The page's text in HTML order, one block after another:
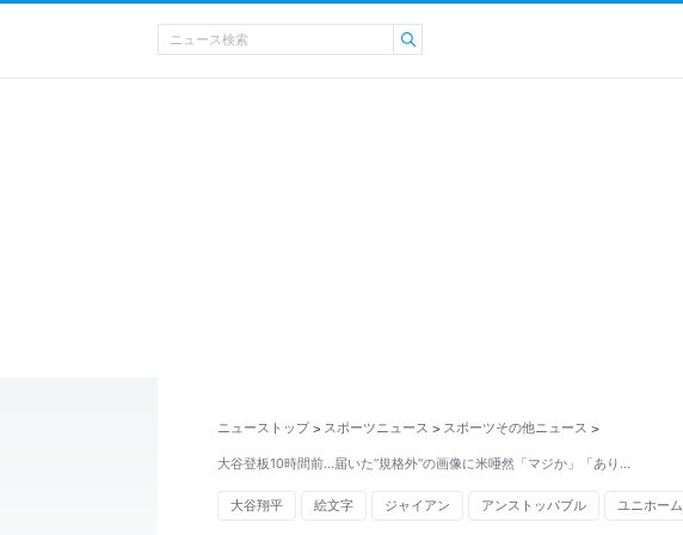
ニューストップ > スポーツニュース > スポーツその他ニュース >
大谷登板10時間前…届いた“規格外”の画像に米唖然「マジか」「あり…
大谷翔平 絵文字 ジャイアン アンストッパブル ユニホーム